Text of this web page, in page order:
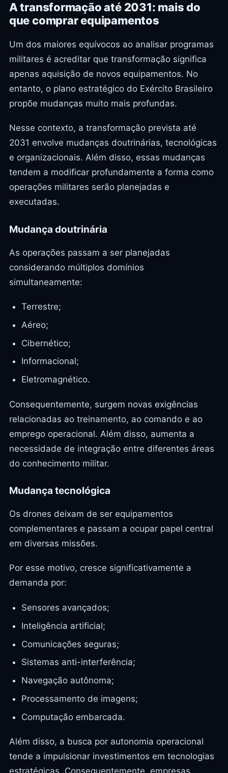
A transformação até 2031: mais do
que comprar equipamentos
Um dos maiores equívocos ao analisar programas
militares é acreditar que transformação significa
apenas aquisição de novos equipamentos. No
entanto, o plano estratégico do Exército Brasileiro
propõe mudanças muito mais profundas.
Nesse contexto, a transformação prevista até
2031 envolve mudanças doutrinárias, tecnológicas
e organizacionais. Além disso, essas mudanças
tendem a modificar profundamente a forma como
operações militares serão planejadas e
executadas.
Mudança doutrinária
As operações passam a ser planejadas
considerando múltiplos domínios
simultaneamente:
Terrestre;
Aéreo;
Cibernético;
Informacional;
Eletromagnético.
Consequentemente, surgem novas exigências
relacionadas ao treinamento, ao comando e ao
emprego operacional. Além disso, aumenta a
necessidade de integração entre diferentes áreas
do conhecimento militar.
Mudança tecnológica
Os drones deixam de ser equipamentos
complementares e passam a ocupar papel central
em diversas missões.
Por esse motivo, cresce significativamente a
demanda por:
Sensores avançados;
Inteligência artificial;
Comunicações seguras;
Sistemas anti-interferência;
Navegação autônoma;
Processamento de imagens;
Computação embarcada.
Além disso, a busca por autonomia operacional
tende a impulsionar investimentos em tecnologias